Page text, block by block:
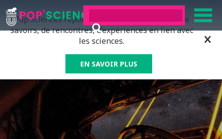
Pop’Sciences répond à tous ceux qui ont soif de
savoirs, de rencontres, d’expériences en lien avec
les sciences.
EN SAVOIR PLUS